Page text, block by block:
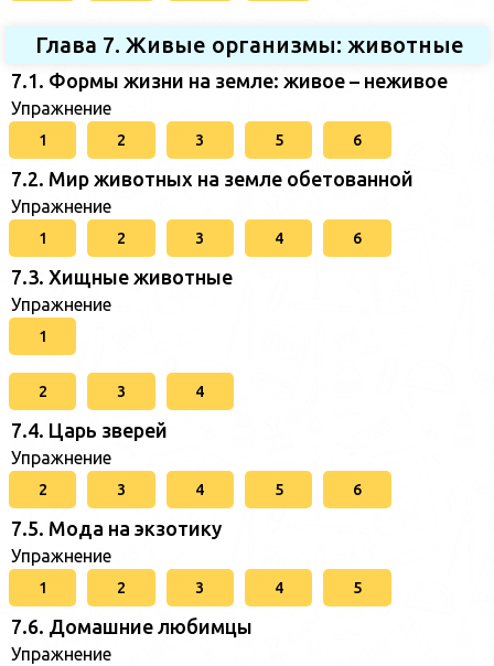
Глава 7. Живые организмы: животные
7.1. Формы жизни на земле: живое – неживое
Упражнение
1 2 3 5 6
7.2. Мир животных на земле обетованной
Упражнение
1 2 3 4 6
7.3. Хищные животные
Упражнение
1
2 3 4
7.4. Царь зверей
Упражнение
2 3 4 5 6
7.5. Мода на экзотику
Упражнение
1 2 3 4 5
7.6. Домашние любимцы
Упражнение